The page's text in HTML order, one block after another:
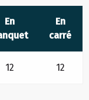
En
En
carré
12 12